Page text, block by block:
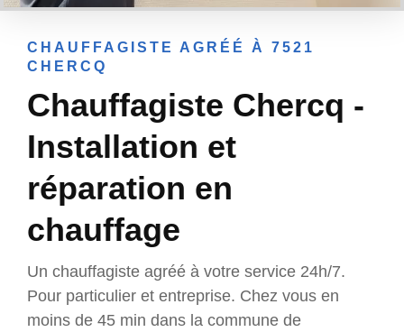
CHAUFFAGISTE AGRÉÉ À 7521
CHERCQ
Chauffagiste Chercq -
Installation et
réparation en
chauffage
Un chauffagiste agréé à votre service 24h/7.
Pour particulier et entreprise. Chez vous en
moins de 45 min dans la commune de